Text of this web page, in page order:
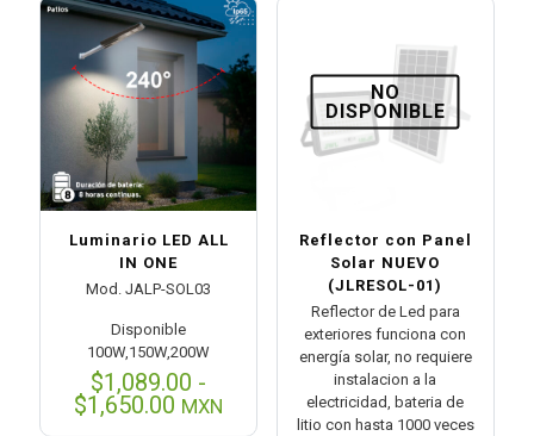
Luminario LED ALL
IN ONE
Mod. JALP-SOL03
Disponible
100W,150W,200W
$1,089.00 -
$1,650.00 Rango
MXN
NO
DISPONIBLE
Reflector con Panel
Solar NUEVO
(JLRESOL-01)
Reflector de Led para
exteriores funciona con
energía solar, no requiere
instalacion a la
electricidad, bateria de
litio con hasta 1000 veces